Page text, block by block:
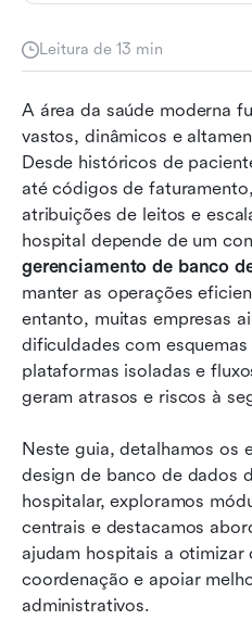
Leitura de 13 min
A área da saúde moderna
vastos, dinâmicos e
Desde históricos de
até códigos de
atribuições de leitos e
hospital depende de um
gerenciamento de banco
manter as operações
entanto, muitas empresas
dificuldades com
plataformas isoladas e
geram atrasos e riscos à
Neste guia, detalhamos os
design de banco de dados
hospitalar, exploramos
centrais e destacamos
ajudam hospitais a otimizar
coordenação e apoiar
administrativos.
Gerencie com
departamentos
Por que os hospitais
sistemas de banco de
Tendências futuras
banco de dados
Conclusão
Perguntas frequentes
Leitura relacionada